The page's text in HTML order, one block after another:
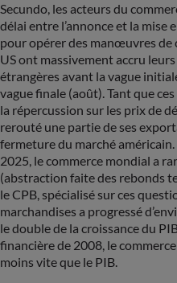
Secundo, les acteurs du
délai entre l’annonce et la mise
pour opérer des manœuvres
US ont massivement accru
étrangères avant la vague
vague finale (août). Tant que
la répercussion sur les prix de
rerouté une partie de ses
fermeture du marché
2025, le commerce mondial a
(abstraction faite des rebonds
le CPB, spécialisé sur ces
marchandises a progressé
le double de la croissance du
financière de 2008, le
moins vite que le PIB.